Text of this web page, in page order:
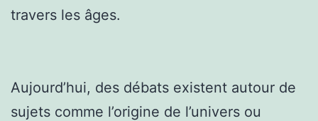
travers les âges.
Aujourd’hui, des débats existent autour de
sujets comme l’origine de l’univers ou